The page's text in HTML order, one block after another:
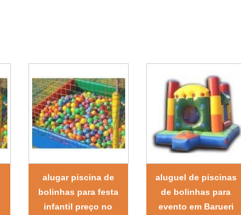
alugar piscina de
bolinhas para festa
infantil preço no
aluguel de piscinas
de bolinhas para
evento em Barueri